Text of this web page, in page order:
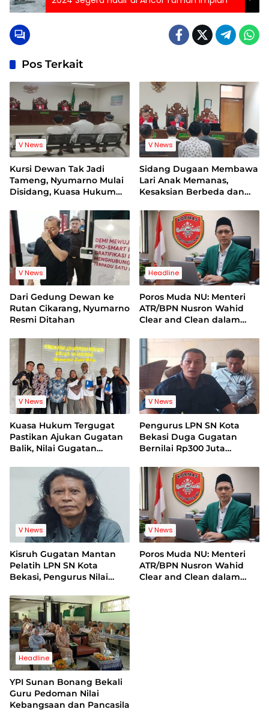
Pos Terkait
V News
Kursi Dewan Tak Jadi
Tameng, Nyumarno Mulai
Disidang, Kuasa Hukum
Hukum Bebas Intervensi
V News
Sidang Dugaan Membawa
Lari Anak Memanas,
Kesaksian Berbeda dan
V News
Dari Gedung Dewan ke
Rutan Cikarang, Nyumarno
Resmi Ditahan
Headline
Poros Muda NU: Menteri
ATR/BPN Nusron Wahid
Clear and Clean dalam
Kuansing
V News
Kuasa Hukum Tergugat
Pastikan Ajukan Gugatan
Balik, Nilai Gugatan
Legal Standing
V News
Pengurus LPN SN Kota
Bekasi Duga Gugatan
Bernilai Rp300 Juta
Terhadap Lembaga
V News
Kisruh Gugatan Mantan
Pelatih LPN SN Kota
Bekasi, Pengurus Nilai
Berdasar
V News
Poros Muda NU: Menteri
ATR/BPN Nusron Wahid
Clear and Clean dalam
Headline
YPI Sunan Bonang Bekali
Guru Pedoman Nilai
Kebangsaan dan Pancasila